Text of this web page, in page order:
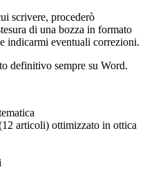
scrivere, procederò
di una bozza in formato
indicarmi eventuali correzioni.
definitivo sempre su Word.
articoli) ottimizzato in ottica